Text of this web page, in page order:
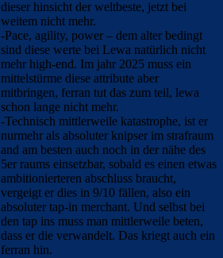
dieser hinsicht der weltbeste, jetzt bei
weitem nicht mehr.
-Pace, agility, power – dem alter bedingt
sind diese werte bei Lewa natürlich nicht
mehr high-end. Im jahr 2025 muss ein
mittelstürme diese attribute aber
mitbringen, ferran tut das zum teil, lewa
schon lange nicht mehr.
-Technisch mittlerweile katastrophe, ist er
nurmehr als absoluter knipser im strafraum
and am besten auch noch in der nähe des
5er raums einsetzbar, sobald es einen etwas
ambitionierteren abschluss braucht,
vergeigt er dies in 9/10 fällen, also ein
absoluter tap-in merchant. Und selbst bei
den tap ins muss man mittlerweile beten,
dass er die verwandelt. Das kriegt auch ein
ferran hin.